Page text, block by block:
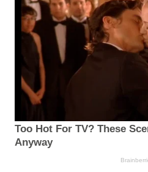
Too Hot For TV? These
Anyway